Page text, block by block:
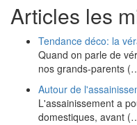
Articles les
Tendance déco: la
Quand on parle de
nos grands-parents
Autour de
L'assainissement a
domestiques, avant